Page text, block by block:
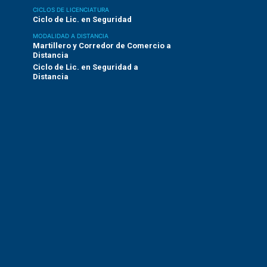
CICLOS DE LICENCIATURA
Ciclo de Lic. en Seguridad
MODALIDAD A DISTANCIA
Martillero y Corredor de Comercio a
Distancia
Ciclo de Lic. en Seguridad a
Distancia